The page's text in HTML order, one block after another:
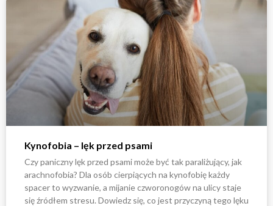
Kynofobia – lęk przed psami
Czy paniczny lęk przed psami może być tak paraliżujący, jak
arachnofobia? Dla osób cierpiących na kynofobię każdy
spacer to wyzwanie, a mijanie czworonogów na ulicy staje
się źródłem stresu. Dowiedz się, co jest przyczyną tego lęku